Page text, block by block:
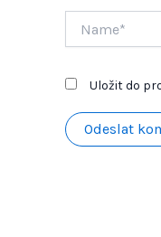
Uložit do